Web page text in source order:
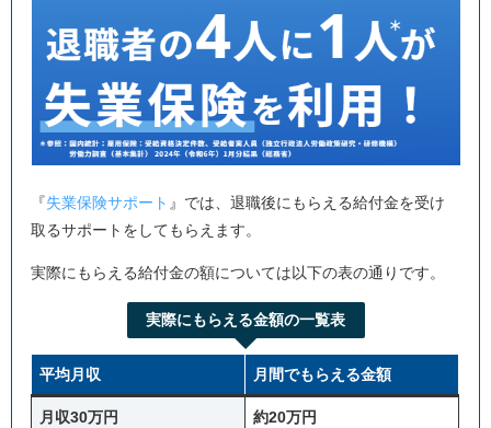
『失業保険サポート 』では、退職後にもらえる給付金を受け
取るサポートをしてもらえます。
実際にもらえる給付金の額については以下の表の通りです。
実際にもらえる金額の一覧表
平均月収 月間でもらえる金額
月収30万円 約20万円